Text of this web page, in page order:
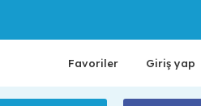
Favoriler Giriş yap